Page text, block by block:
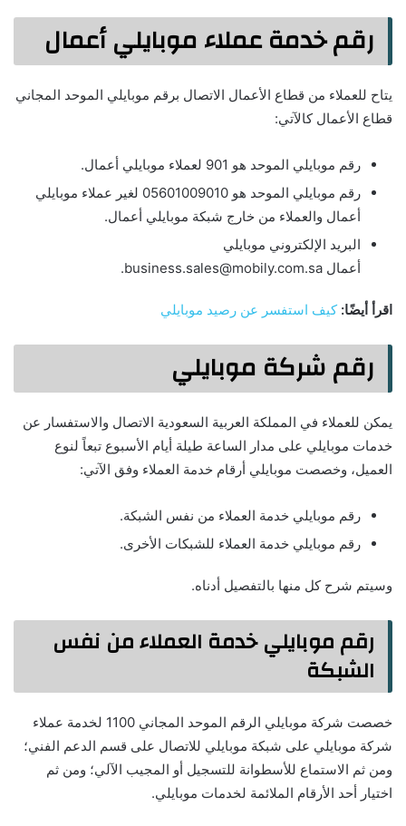
رقم خدمة عملاء موبايلي أعمال
يتاح للعملاء من قطاع الأعمال الاتصال برقم موبايلي الموحد المجاني
قطاع الأعمال كالآتي:
رقم موبايلي الموحد هو 901 لعملاء موبايلي أعمال.
رقم موبايلي الموحد هو 05601009010 لغير عملاء موبايلي
أعمال والعملاء من خارج شبكة موبايلي أعمال.
البريد الإلكتروني موبايلي
أعمال business.sales@mobily.com.sa
.
اقرأ أيضًا: كيف استفسر عن رصيد موبايلي
رقم شركة موبايلي
يمكن للعملاء في المملكة العربية السعودية الاتصال والاستفسار عن
خدمات موبايلي على مدار الساعة طيلة أيام الأسبوع تبعاً لنوع
العميل، وخصصت موبايلي أرقام خدمة العملاء وفق الآتي:
رقم موبايلي خدمة العملاء من نفس الشبكة.
رقم موبايلي خدمة العملاء للشبكات الأخرى.
وسيتم شرح كل منها بالتفصيل أدناه.
رقم موبايلي خدمة العملاء من نفس
الشبكة
خصصت شركة موبايلي الرقم الموحد المجاني 1100 لخدمة عملاء
شركة موبايلي على شبكة موبايلي للاتصال على قسم الدعم الفني؛
ومن ثم الاستماع للأسطوانة للتسجيل أو المجيب الآلي؛ ومن ثم
اختيار أحد الأرقام الملائمة لخدمات موبايلي.